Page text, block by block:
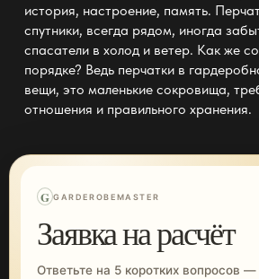
история, настроение, память.
спутники, всегда рядом, иногда
спасатели в холод и ветер. Как же
порядке? Ведь перчатки в
вещи, это маленькие сокровища,
отношения и правильного хранения.
G GARDEROBEMASTER
Заявка на расчёт
Ответьте на 5 коротких вопросов